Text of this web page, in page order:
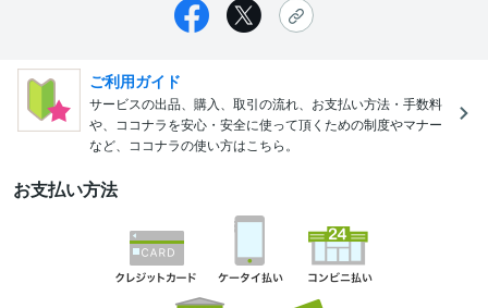
ご利用ガイド
サービスの出品、購入、取引の流れ、お支払い方法・手数料
や、ココナラを安心・安全に使って頂くための制度やマナー
など、ココナラの使い方はこちら。
お支払い方法